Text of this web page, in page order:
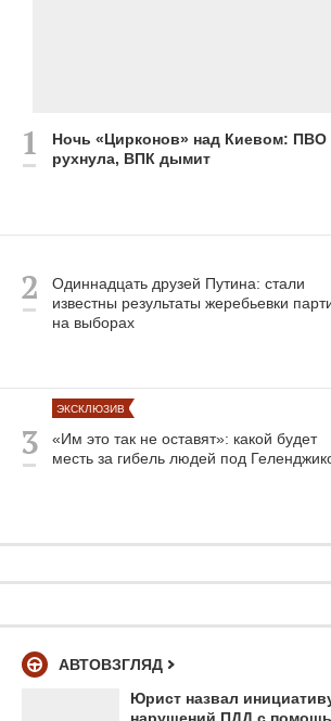
Ночь «Цирконов» над Киевом: ПВО
рухнула, ВПК дымит
Одиннадцать друзей Путина: стали
известны результаты жеребьевки
на выборах
«Им это так не оставят»: какой будет
месть за гибель людей под
ЭКСКЛЮЗИВ
АВТОВЗГЛЯД
Юрист назвал